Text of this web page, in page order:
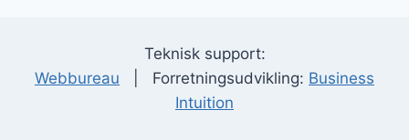
Teknisk support:
Webbureau | Forretningsudvikling: Business
Intuition